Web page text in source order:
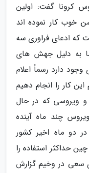
کرونا گفت: اولین
خوب کار نموده اند
که ادعای فراوری سه
به دلیل جهش های
دارد رسماً اعلام
توانیم این کار را انجام دهیم
ویروسی که در حال
چند ماه آینده
دو ماه اخیر کشور
حداکثر استفاده را
سعی در وخیم گزارش